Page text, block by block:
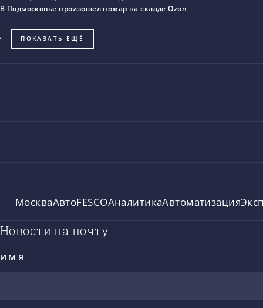
В Подмосковье произошел пожар на складе Ozon
ПОКАЗАТЬ ЕЩЁ
МоскваАвтоFESCOАналитикаАвтоматизация
Новости на почту
ИМЯ